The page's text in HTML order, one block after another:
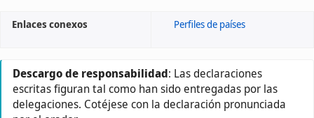
Enlaces conexos Perfiles de países
Descargo de responsabilidad: Las declaraciones
escritas figuran tal como han sido entregadas por las
delegaciones. Cotéjese con la declaración pronunciada